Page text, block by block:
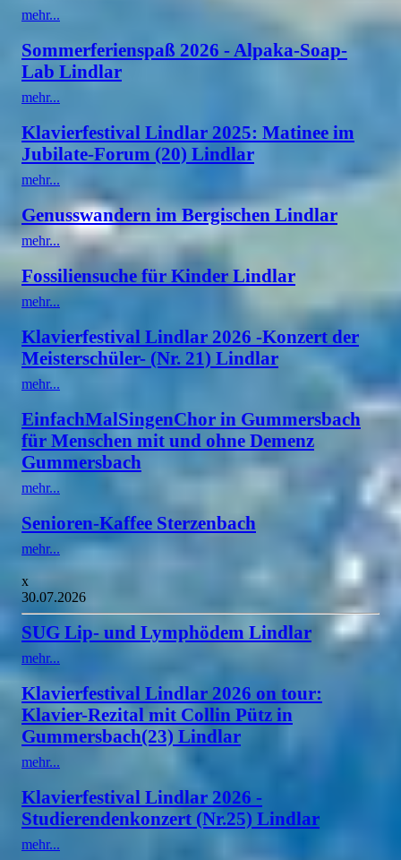
mehr...
Sommerferienspaß 2026 - Alpaka-Soap-
Lab Lindlar
mehr...
Klavierfestival Lindlar 2025: Matinee im
Jubilate-Forum (20) Lindlar
mehr...
Genusswandern im Bergischen Lindlar
mehr...
Fossiliensuche für Kinder Lindlar
mehr...
Klavierfestival Lindlar 2026 -Konzert der
Meisterschüler- (Nr. 21) Lindlar
mehr...
EinfachMalSingenChor in Gummersbach
für Menschen mit und ohne Demenz
Gummersbach
mehr...
Senioren-Kaffee Sterzenbach
mehr...
x
30.07.2026
SUG Lip- und Lymphödem Lindlar
mehr...
Klavierfestival Lindlar 2026 on tour:
Klavier-Rezital mit Collin Pütz in
Gummersbach(23) Lindlar
mehr...
Klavierfestival Lindlar 2026 -
Studierendenkonzert (Nr.25) Lindlar
mehr...